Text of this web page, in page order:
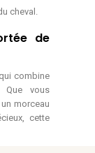
cheval.
de
combine
Que vous
morceau
cette